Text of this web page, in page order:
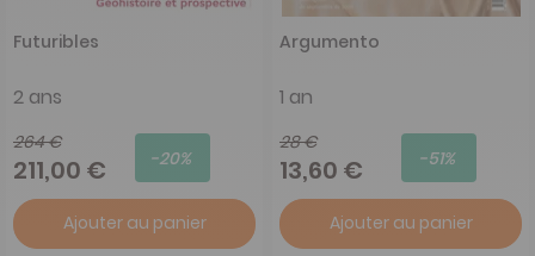
Futuribles
2 ans
264 €
211,00 € -20%
Ajouter au panier
Argumento
1 an
28 €
13,60 € -51%
Ajouter au panier